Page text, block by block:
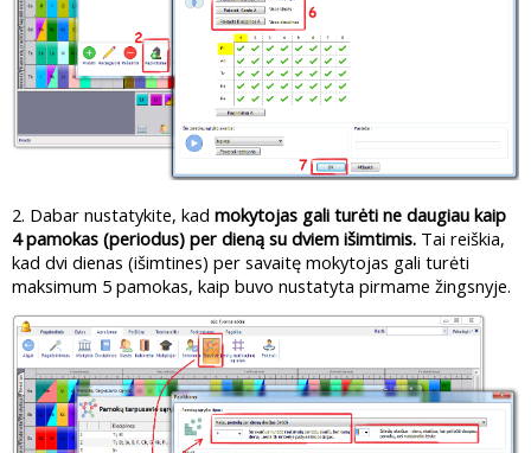
2. Dabar nustatykite, kad mokytojas gali turėti ne daugiau kaip
4 pamokas (periodus) per dieną su dviem išimtimis. Tai reiškia,
kad dvi dienas (išimtines) per savaitę mokytojas gali turėti
maksimum 5 pamokas, kaip buvo nustatyta pirmame žingsnyje.